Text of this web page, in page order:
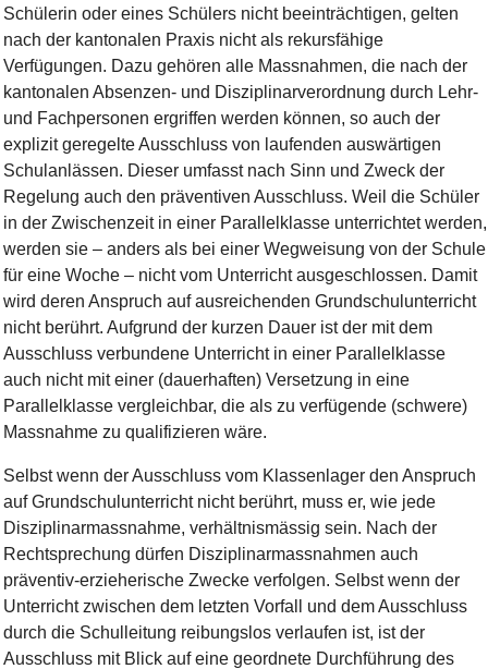
Schülerin oder eines Schülers nicht beeinträchtigen, gelten
nach der kantonalen Praxis nicht als rekursfähige
Verfügungen. Dazu gehören alle Massnahmen, die nach der
kantonalen Absenzen- und Disziplinarverordnung durch Lehr-
und Fachpersonen ergriffen werden können, so auch der
explizit geregelte Ausschluss von laufenden auswärtigen
Schulanlässen. Dieser umfasst nach Sinn und Zweck der
Regelung auch den präventiven Ausschluss. Weil die Schüler
in der Zwischenzeit in einer Parallelklasse unterrichtet werden,
werden sie – anders als bei einer Wegweisung von der Schule
für eine Woche – nicht vom Unterricht ausgeschlossen. Damit
wird deren Anspruch auf ausreichenden Grundschulunterricht
nicht berührt. Aufgrund der kurzen Dauer ist der mit dem
Ausschluss verbundene Unterricht in einer Parallelklasse
auch nicht mit einer (dauerhaften) Versetzung in eine
Parallelklasse vergleichbar, die als zu verfügende (schwere)
Massnahme zu qualifizieren wäre.
Selbst wenn der Ausschluss vom Klassenlager den Anspruch
auf Grundschulunterricht nicht berührt, muss er, wie jede
Disziplinarmassnahme, verhältnismässig sein. Nach der
Rechtsprechung dürfen Disziplinarmassnahmen auch
präventiv-erzieherische Zwecke verfolgen. Selbst wenn der
Unterricht zwischen dem letzten Vorfall und dem Ausschluss
durch die Schulleitung reibungslos verlaufen ist, ist der
Ausschluss mit Blick auf eine geordnete Durchführung des